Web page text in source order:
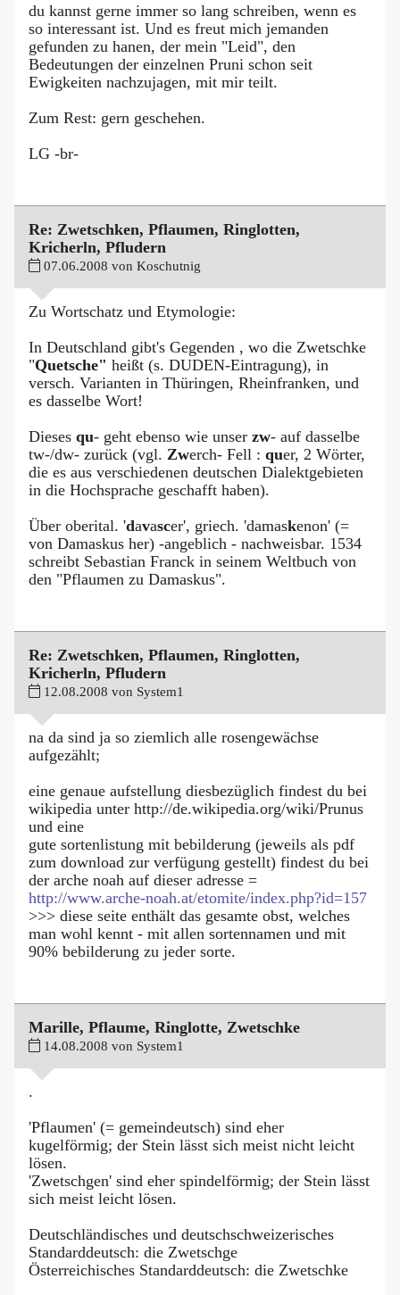
du kannst gerne immer so lang schreiben, wenn es
so interessant ist. Und es freut mich jemanden
gefunden zu hanen, der mein "Leid", den
Bedeutungen der einzelnen Pruni schon seit
Ewigkeiten nachzujagen, mit mir teilt.
Zum Rest: gern geschehen.
LG -br-
Re: Zwetschken, Pflaumen, Ringlotten,
Kricherln, Pfludern
07.06.2008 von Koschutnig
Zu Wortschatz und Etymologie:
In Deutschland gibt's Gegenden , wo die Zwetschke
"Quetsche" heißt (s. DUDEN-Eintragung), in
versch. Varianten in Thüringen, Rheinfranken, und
es dasselbe Wort!
Dieses qu- geht ebenso wie unser zw- auf dasselbe
tw-/dw- zurück (vgl. Zwerch- Fell : quer, 2 Wörter,
die es aus verschiedenen deutschen Dialektgebieten
in die Hochsprache geschafft haben).
Über oberital. 'davascer', griech. 'damaskenon' (=
von Damaskus her) -angeblich - nachweisbar. 1534
schreibt Sebastian Franck in seinem Weltbuch von
den "Pflaumen zu Damaskus".
Re: Zwetschken, Pflaumen, Ringlotten,
Kricherln, Pfludern
12.08.2008 von System1
na da sind ja so ziemlich alle rosengewächse
aufgezählt;
eine genaue aufstellung diesbezüglich findest du bei
wikipedia unter http://de.wikipedia.org/wiki/Prunus
und eine
gute sortenlistung mit bebilderung (jeweils als pdf
zum download zur verfügung gestellt) findest du bei
der arche noah auf dieser adresse =
http://www.arche-noah.at/etomite/index.php?id=157
>>> diese seite enthält das gesamte obst, welches
man wohl kennt - mit allen sortennamen und mit
90% bebilderung zu jeder sorte.
Marille, Pflaume, Ringlotte, Zwetschke
14.08.2008 von System1
.
'Pflaumen' (= gemeindeutsch) sind eher
kugelförmig; der Stein lässt sich meist nicht leicht
lösen.
'Zwetschgen' sind eher spindelförmig; der Stein lässt
sich meist leicht lösen.
Deutschländisches und deutschschweizerisches
Standarddeutsch: die Zwetschge
Österreichisches Standarddeutsch: die Zwetschke